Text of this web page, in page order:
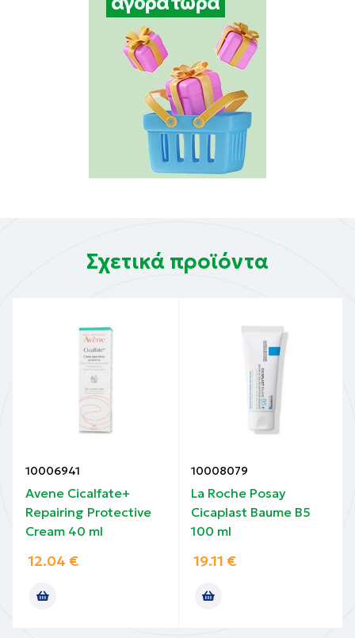
Σχετικά προϊόντα
10006941
Avene Cicalfate+
Repairing Protective
Cream 40 ml
12.04 €
10008079
La Roche Posay
Cicaplast Baume B5
100 ml
19.11 €